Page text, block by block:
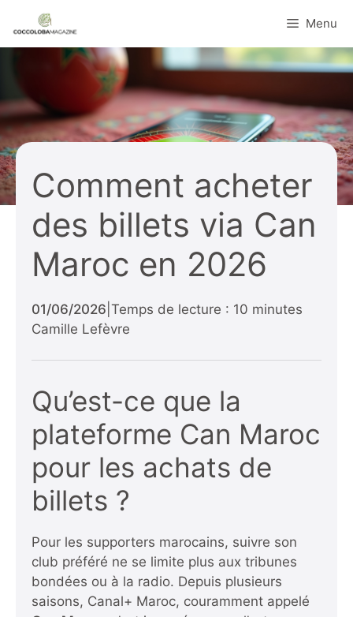
au
contenu
Menu
Comment acheter
des billets via Can
Maroc en 2026
01/06/2026 Temps de lecture : 10 minutes
Camille Lefèvre
Qu’est-ce que la
plateforme Can Maroc
pour les achats de
billets ?
Pour les supporters marocains, suivre son
club préféré ne se limite plus aux tribunes
bondées ou à la radio. Depuis plusieurs
saisons, Canal+ Maroc, couramment appelé